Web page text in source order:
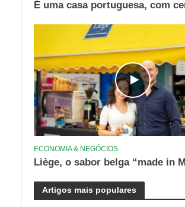
É uma casa portuguesa, com
ECONOMIA & NEGÓCIOS
Liège, o sabor belga “made in
Artigos mais populares